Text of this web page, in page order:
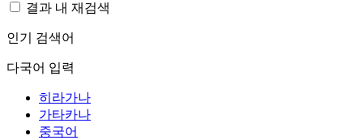
결과 내 재검색
인기 검색어
다국어 입력
히라가나
가타카나
중국어